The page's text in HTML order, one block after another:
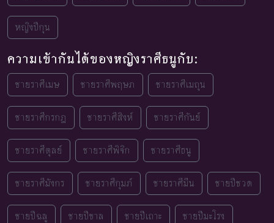
หญิงปีกุน
ความเข้ากันได้ของหญิงราศีธนูกับ:
ชายราศีเมษ ชายราศีพฤษภ ชายราศีเมถุน
ชายราศีกรกฎ ชายราศีสิงห์ ชายราศีกันย์
ชายราศีตุลย์ ชายราศีพิจิก ชายราศีธนู
ชายราศีมังกร ชายราศีกุมภ์ ชายราศีมีน ชายปีชวด
ชายปีฉลู ชายปีขาล ชายปีเถาะ ชายปีมะโรง